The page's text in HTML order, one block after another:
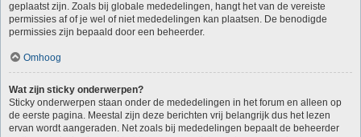
geplaatst zijn. Zoals bij globale mededelingen, hangt het van de vereiste
permissies af of je wel of niet mededelingen kan plaatsen. De benodigde
permissies zijn bepaald door een beheerder.
Omhoog
Wat zijn sticky onderwerpen?
Sticky onderwerpen staan onder de mededelingen in het forum en alleen op
de eerste pagina. Meestal zijn deze berichten vrij belangrijk dus het lezen
ervan wordt aangeraden. Net zoals bij mededelingen bepaalt de beheerder